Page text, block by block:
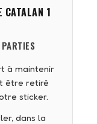
CATALAN 1
à maintenir
être retiré
sticker.
dans la